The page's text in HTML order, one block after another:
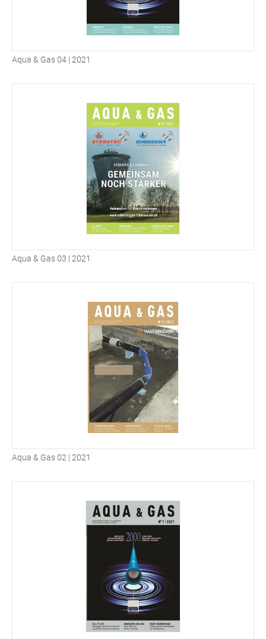
Aqua & Gas 04 | 2021
Aqua & Gas 03 | 2021
Aqua & Gas 02 | 2021